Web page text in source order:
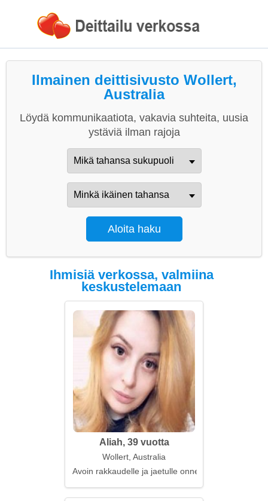
Ilmainen deittisivusto Wollert,
Australia
Löydä kommunikaatiota, vakavia suhteita, uusia
ystäviä ilman rajoja
Ihmisiä verkossa, valmiina
keskustelemaan
Aliah, 39 vuotta
Wollert, Australia
Avoin rakkaudelle ja jaetulle onnelle